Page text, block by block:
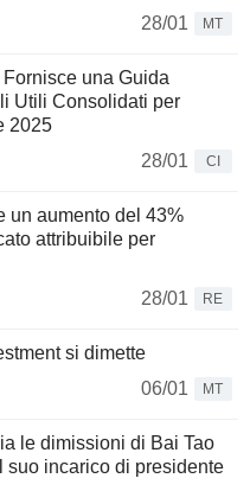
28/01
MT
una Guida
Utili Consolidati per
2025
28/01
CI
un aumento del 43%
attribuibile per
28/01
RE
si dimette
06/01
MT
le dimissioni di Bai Tao
suo incarico di presidente